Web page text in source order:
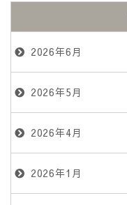
2026年6月
2026年5月
2026年4月
2026年1月